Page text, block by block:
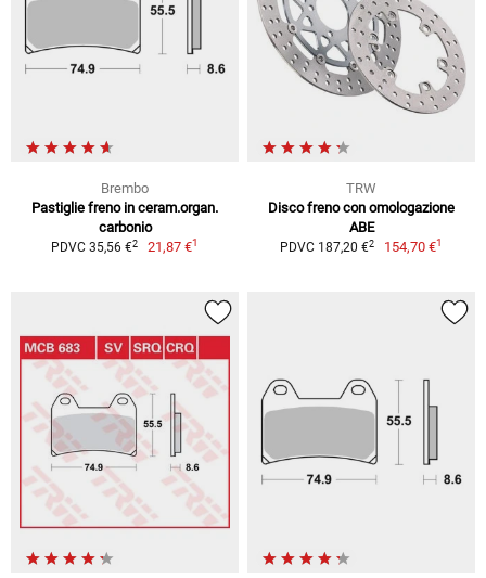
Brembo
Pastiglie freno in ceram.organ.
carbonio
PDVC 35,56 €2 21,87 €1
TRW
Disco freno con omologazione
ABE
PDVC 187,20 €2 154,70 €1